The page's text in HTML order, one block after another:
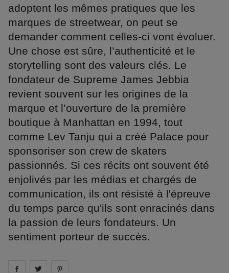
adoptent les mêmes pratiques que les
marques de streetwear, on peut se
demander comment celles-ci vont évoluer.
Une chose est sûre, l’authenticité et le
storytelling sont des valeurs clés. Le
fondateur de Supreme James Jebbia
revient souvent sur les origines de la
marque et l’ouverture de la première
boutique à Manhattan en 1994, tout
comme Lev Tanju qui a créé Palace pour
sponsoriser son crew de skaters
passionnés. Si ces récits ont souvent été
enjolivés par les médias et chargés de
communication, ils ont résisté à l'épreuve
du temps parce qu'ils sont enracinés dans
la passion de leurs fondateurs. Un
sentiment porteur de succès.
Share on facebook
Share on